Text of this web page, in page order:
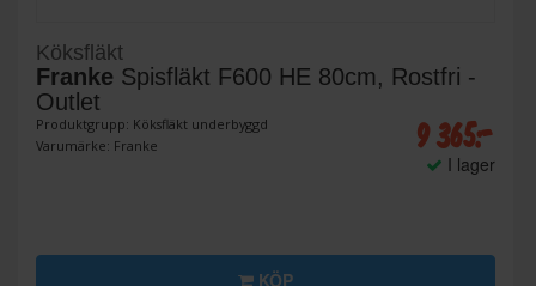
Köksfläkt
Franke Spisfläkt F600 HE 80cm, Rostfri -
Outlet
Produktgrupp: Köksfläkt underbyggd
Varumärke: Franke
9 365:-
I lager
KÖP